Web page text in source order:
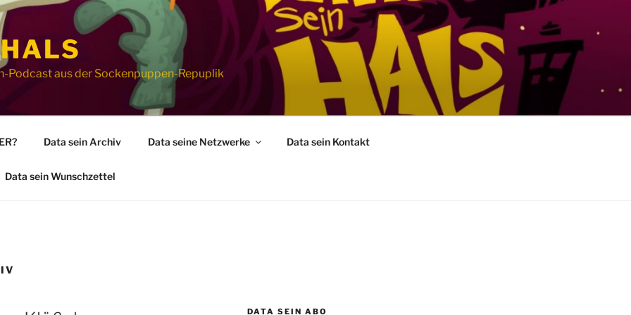
Podcast aus der Sockenpuppen-Repuplik
Data sein Archiv Data seine Netzwerke Data sein Kontakt
Data sein Wunschzettel
DATA SEIN ABO